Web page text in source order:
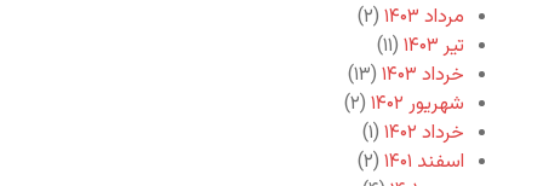
مرداد ۱۴۰۳
(۲)
تیر ۱۴۰۳
(۱۱)
خرداد ۱۴۰۳
(۱۳)
شهریور ۱۴۰۲
(۲)
خرداد ۱۴۰۲
(۱)
اسفند ۱۴۰۱
(۲)